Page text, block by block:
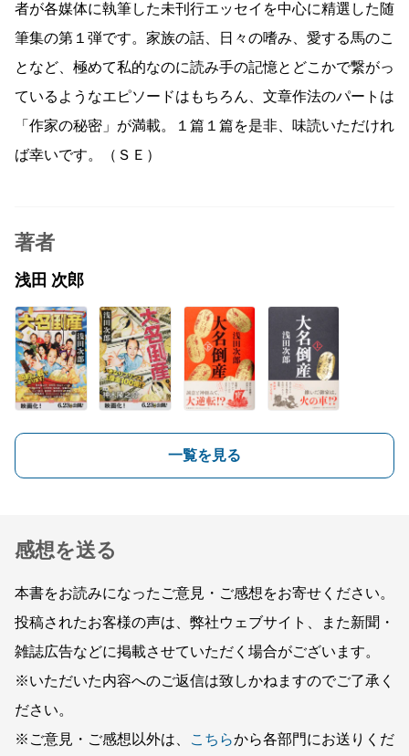
者が各媒体に執筆した未刊行エッセイを中心に精選した随
筆集の第１弾です。家族の話、日々の嗜み、愛する馬のこ
となど、極めて私的なのに読み手の記憶とどこかで繋がっ
ているようなエピソードはもちろん、文章作法のパートは
「作家の秘密」が満載。１篇１篇を是非、味読いただけれ
ば幸いです。（ＳＥ）
著者
浅田 次郎
一覧を見る
感想を送る
本書をお読みになったご意見・ご感想をお寄せください。
投稿されたお客様の声は、弊社ウェブサイト、また新聞・
雑誌広告などに掲載させていただく場合がございます。
※いただいた内容へのご返信は致しかねますのでご了承く
ださい。
※ご意見・ご感想以外は、
こちらから各部門にお送りくだ